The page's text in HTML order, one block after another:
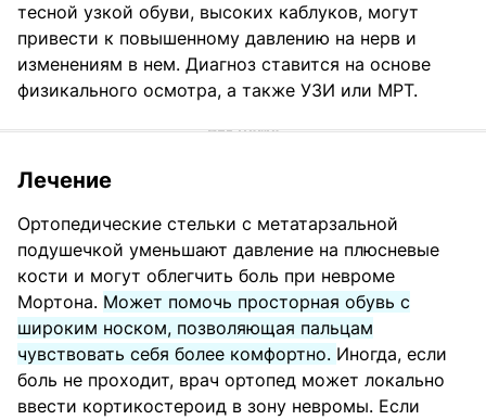
тесной узкой обуви, высоких каблуков, могут
привести к повышенному давлению на нерв и
изменениям в нем. Диагноз ставится на основе
физикального осмотра, а также УЗИ или МРТ.
Лечение
Ортопедические стельки с метатарзальной
подушечкой уменьшают давление на плюсневые
кости и могут облегчить боль при невроме
Мортона. Может помочь просторная обувь с
широким носком, позволяющая пальцам
чувствовать себя более комфортно. Иногда, если
боль не проходит, врач ортопед может локально
ввести кортикостероид в зону невромы. Если